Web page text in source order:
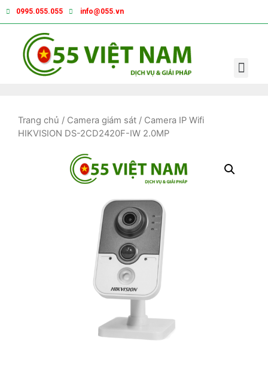
0995.055.055 info@055.vn
Trang chủ / Camera giám sát / Camera IP Wifi
HIKVISION DS-2CD2420F-IW 2.0MP